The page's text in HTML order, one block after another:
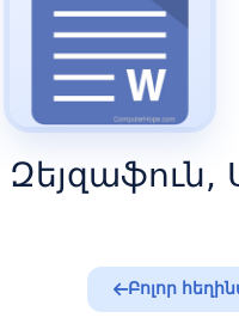
Զեյզաֆուն,
Բոլոր